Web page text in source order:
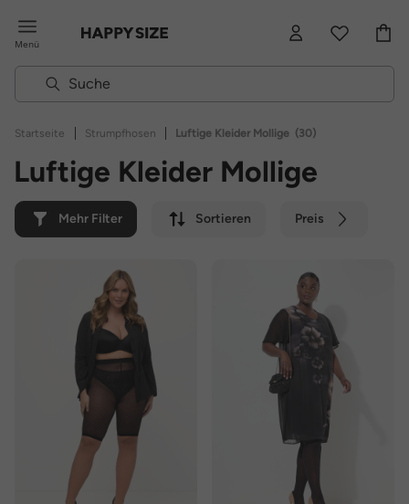
Menü
Startseite | Strumpfhosen | Luftige Kleider Mollige (30)
Luftige Kleider Mollige
Mehr Filter Sortieren Preis